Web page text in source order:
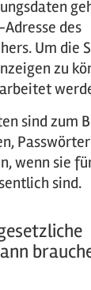
des
Um die
zu
sind zum
wenn sie
sind.